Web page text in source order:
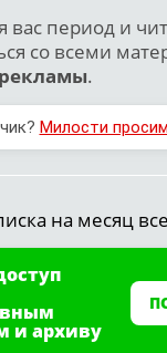
период и
со всеми
.
Милости просим
на месяц
и архиву